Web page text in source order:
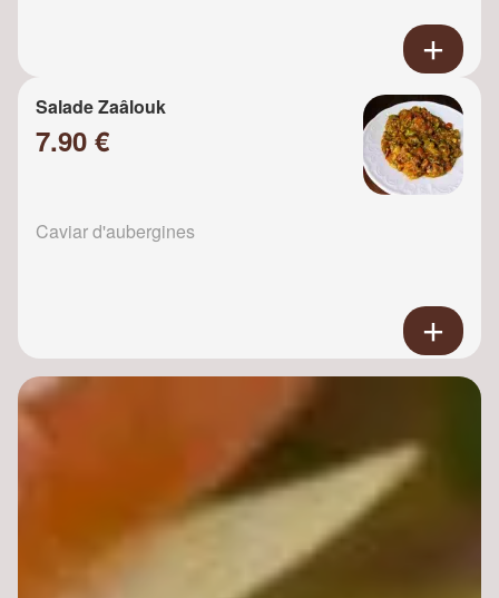
Salade Zaâlouk
7.90 €
Caviar d'aubergines